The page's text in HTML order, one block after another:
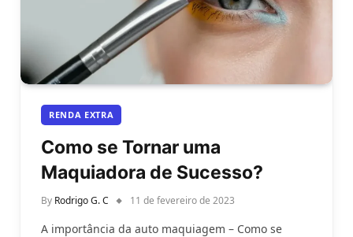
RENDA EXTRA
Como se Tornar uma
Maquiadora de Sucesso?
By Rodrigo G. C 11 de fevereiro de 2023
A importância da auto maquiagem – Como se